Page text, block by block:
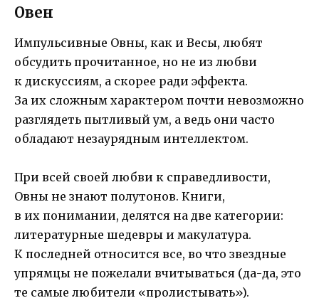
Овен
Импульсивные Овны, как и Весы, любят
обсудить прочитанное, но не из любви
к дискуссиям, а скорее ради эффекта.
За их сложным характером почти невозможно
разглядеть пытливый ум, а ведь они часто
обладают незаурядным интеллектом.
При всей своей любви к справедливости,
Овны не знают полутонов. Книги,
в их понимании, делятся на две категории:
литературные шедевры и макулатура.
К последней относится все, во что звездные
упрямцы не пожелали вчитываться (да-да, это
те самые любители «пролистывать»).